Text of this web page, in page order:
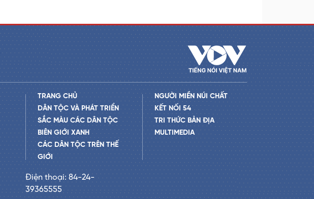
TRANG CHỦ
DÂN TỘC VÀ PHÁT TRIỂN
SẮC MÀU CÁC DÂN TỘC
BIÊN GIỚI XANH
CÁC DÂN TỘC TRÊN THẾ
GIỚI
NGƯỜI MIỀN NÚI CHẤT
KẾT NỐI 54
TRI THỨC BẢN ĐỊA
MULTIMEDIA
Điện thoại: 84-24-
39365555